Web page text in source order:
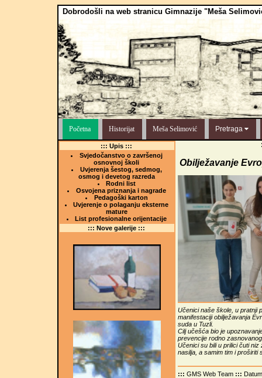
Dobrodošli na web stranicu Gimnazije "Meša
Početna Historijat Meša Selimović Pretraga
::: Upis :::
Svjedočanstvo o završenoj
osnovnoj školi
Uvjerenja šestog, sedmog,
osmog i devetog razreda
Rodni list
Osvojena priznanja i nagrade
Pedagoški karton
Uvjerenje o polaganju eksterne
mature
List profesionalne orijentacije
::: Nove galerije :::
Obilježavanje
Učenici naše škole, u pratnji
manifestaciji obilježavanja
suda u Tuzli.
Cilj učešća bio je
prevencije rodno
Učenici su bili u prilici čuti
nasilja, a samim tim i proširiti
::: GMS Web Team :::